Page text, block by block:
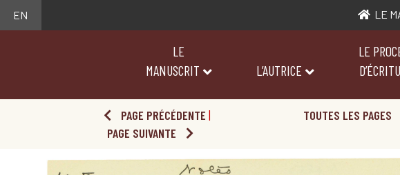
EN LE
LE
MANUSCRIT
L’AUTRICE
LE
PAGE PRÉCÉDENTE |
PAGE SUIVANTE
TOUTES LES PAGES